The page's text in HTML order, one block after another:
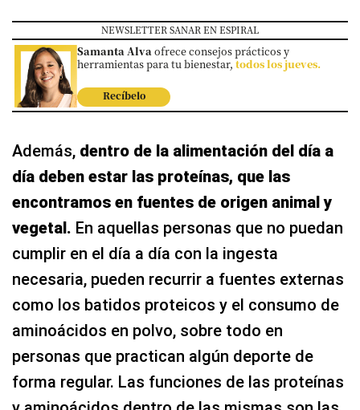
NEWSLETTER SANAR EN ESPIRAL
Samanta Alva ofrece consejos prácticos y
herramientas para tu bienestar,todos los jueves.
Recíbelo
Además, dentro de la alimentación del día a
día deben estar las proteínas, que las
encontramos en fuentes de origen animal y
vegetal. En aquellas personas que no puedan
cumplir en el día a día con la ingesta
necesaria, pueden recurrir a fuentes externas
como los batidos proteicos y el consumo de
aminoácidos en polvo, sobre todo en
personas que practican algún deporte de
forma regular. Las funciones de las proteínas